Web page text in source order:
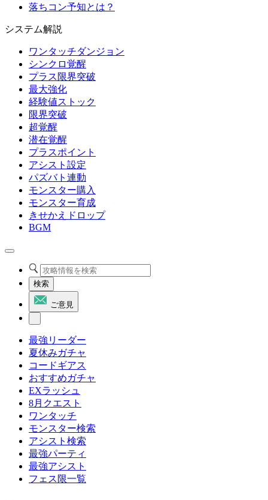
落ちコン予知とは？
システム解説
ワンタッチダンジョン
シンクロ覚醒
プラス限界突破
最大強化
経験値ストック
限界突破
超覚醒
潜在覚醒
プラスポイント
アシスト設定
パズバト連動
モンスター購入
モンスター育成
きせかえドロップ
BGM
検索
ご意見
最強リーダー
夏休みガチャ
コードギアス
おすすめガチャ
EXラッシュ
8月クエスト
ワンタッチ
モンスター検索
アシスト検索
最強パーティ
最強アシスト
フェス限一覧